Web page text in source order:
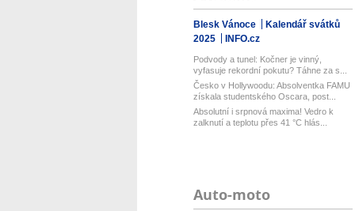
Blesk Vánoce
Kalendář svátků
2025
INFO.cz
Podvody a tunel: Kočner je vinný,
vyfasuje rekordní pokutu? Táhne za s...
Česko v Hollywoodu: Absolventka FAMU
získala studentského Oscara, post...
Absolutní i srpnová maxima! Vedro k
zalknutí a teplotu přes 41 °C hlás...
Auto-moto